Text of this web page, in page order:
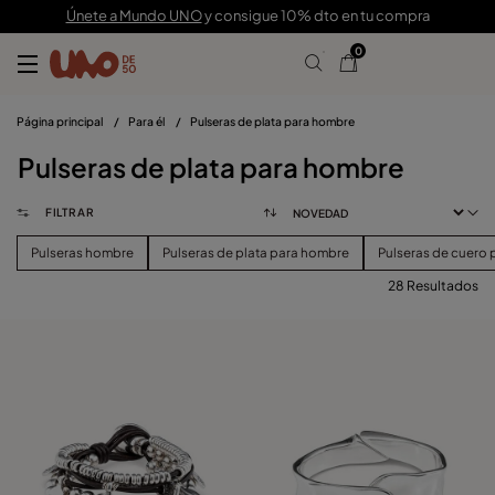
Únete a Mundo UNOy consigue 10% dto en tu compra
0
Página principal / Para él / Pulseras de plata para hombre
Pulseras de plata para hombre
FILTRAR
Pulseras hombre Pulseras de plata para hombre Pulseras de cuero
TALLA
28 Resultados